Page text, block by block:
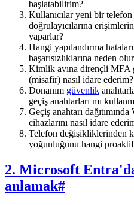
başlatabilirim?
Kullanıcılar yeni bir
doğrulayıcılarına
yaparlar?
Hangi yapılandırma
başarısızlıklarına neden
Kimlik avına dirençli MFA
(misafir) nasıl idare ederim?
Donanım güvenlik
geçiş anahtarları mı
Geçiş anahtarı
cihazlarını nasıl idare
Telefon değişikliklerinden
yoğunluğunu hangi
2. Microsoft
anlamak#